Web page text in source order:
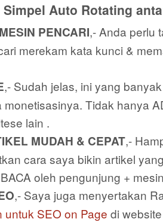
Simpel Auto Rotating
PENCARI,- Anda perlu
merekam kata kunci &
,- Sudah jelas, ini yang
monetisasinya. Tidak hanya
lain .
MUDAH & CEPAT,-
cara saya bikin artikel
oleh pengunjung +
,- Saya juga menyertakan
untuk SEO on Page di